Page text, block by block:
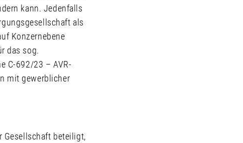
kann. Jedenfalls
als
Konzernebene
das sog.
C-692/23 – AVR-
mit gewerblicher
Gesellschaft beteiligt,